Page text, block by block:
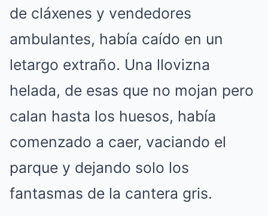
de cláxenes y vendedores
ambulantes, había caído en un
letargo extraño. Una llovizna
helada, de esas que no mojan pero
calan hasta los huesos, había
comenzado a caer, vaciando el
parque y dejando solo los
fantasmas de la cantera gris.